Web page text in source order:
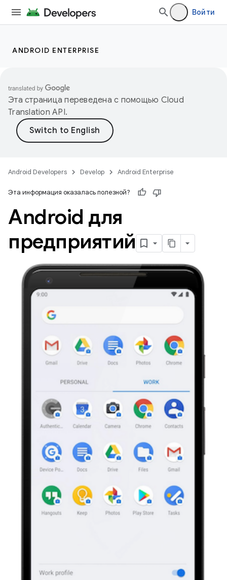
Войти
ANDROID ENTERPRISE
Эта страница переведена с помощью Cloud
Translation API.
Android Developers Develop Android Enterprise
Эта информация оказалась полезной?
Android для
предприятий